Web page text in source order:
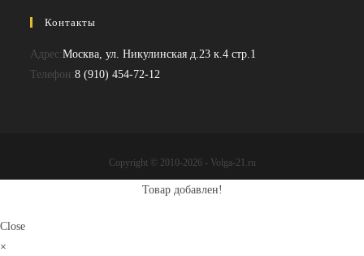
Контакты
Адрес:Москва, ул. Никулинская д.23 к.4 стр.1
Телефон:8 (910) 454-72-12
Copyright © 2010-2026 - Volga-21.ru
Товар добавлен!
Close
×